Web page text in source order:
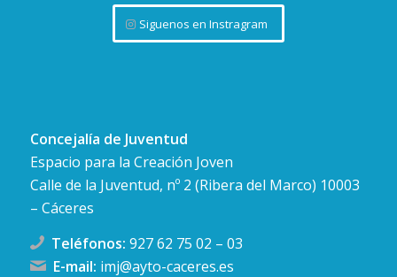
Siguenos en Instragram
Concejalía de Juventud
Espacio para la Creación Joven
Calle de la Juventud, nº 2 (Ribera del Marco) 10003
– Cáceres
Teléfonos: 927 62 75 02 – 03
E-mail: imj@ayto-caceres.es